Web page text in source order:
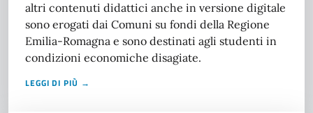
altri contenuti didattici anche in versione digitale
sono erogati dai Comuni su fondi della Regione
Emilia-Romagna e sono destinati agli studenti in
condizioni economiche disagiate.
LEGGI DI PIÙ →